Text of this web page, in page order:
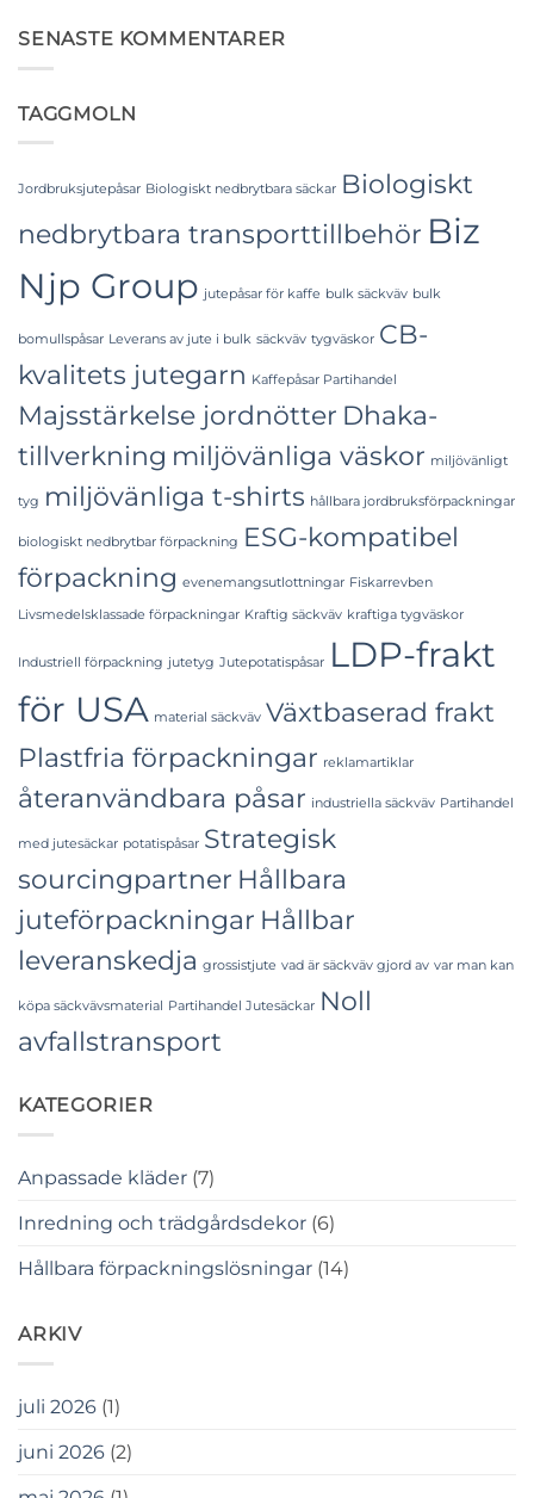
PP
Woven
from
Supplier
Bangladesh
Food
Grade
High-
SENASTE KOMMENTARER
TAGGMOLN
Jordbruksjutepåsar Biologiskt nedbrytbara säckar Biologiskt
nedbrytbara transporttillbehör Biz
Njp Group jutepåsar för kaffe bulk säckväv bulk
bomullspåsar Leverans av jute i bulk säckväv tygväskor CB-
kvalitets jutegarn Kaffepåsar Partihandel
Majsstärkelse jordnötter Dhaka-
tillverkning miljövänliga väskor miljövänligt
tyg miljövänliga t-shirts hållbara jordbruksförpackningar
biologiskt nedbrytbar förpackning ESG-kompatibel
förpackning evenemangsutlottningar Fiskarrevben
Livsmedelsklassade förpackningar Kraftig säckväv kraftiga tygväskor
Industriell förpackning jutetyg Jutepotatispåsar LDP-frakt
för USA material säckväv Växtbaserad frakt
Plastfria förpackningar reklamartiklar
återanvändbara påsar industriella säckväv Partihandel
med jutesäckar potatispåsar Strategisk
sourcingpartner Hållbara
juteförpackningar Hållbar
leveranskedja grossistjute vad är säckväv gjord av var man kan
köpa säckvävsmaterial Partihandel Jutesäckar Noll
avfallstransport
KATEGORIER
Anpassade kläder (7)
Inredning och trädgårdsdekor (6)
Hållbara förpackningslösningar (14)
ARKIV
juli 2026 (1)
juni 2026 (2)